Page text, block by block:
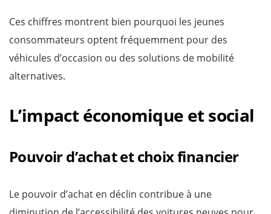
Ces chiffres montrent bien pourquoi les jeunes
consommateurs optent fréquemment pour des
véhicules d’occasion ou des solutions de mobilité
alternatives.
L’impact économique et social
Pouvoir d’achat et choix financier
Le pouvoir d’achat en déclin contribue à une